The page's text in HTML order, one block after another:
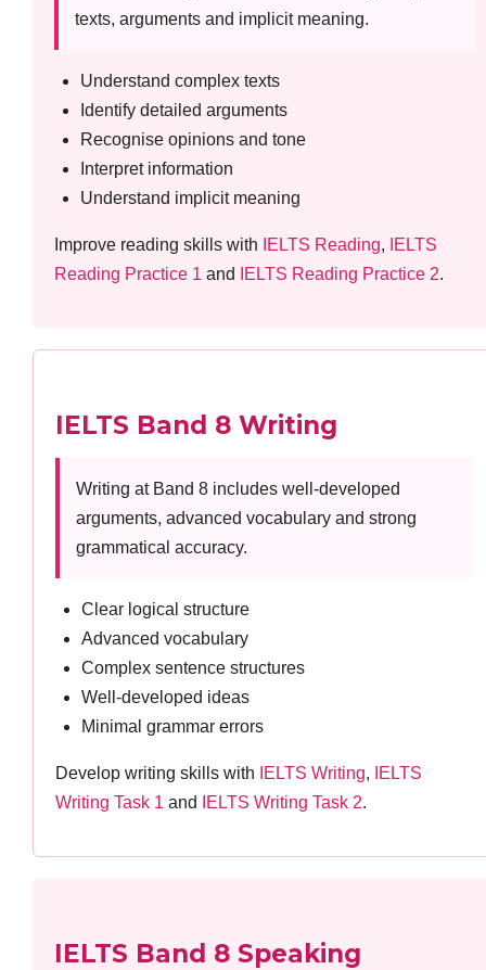
texts, arguments and implicit meaning.
Understand complex texts
Identify detailed arguments
Recognise opinions and tone
Interpret information
Understand implicit meaning
Improve reading skills with IELTS Reading,
IELTS
Reading Practice 1 and IELTS Reading Practice 2.
IELTS Band 8 Writing
Writing at Band 8 includes well-developed
arguments, advanced vocabulary and strong
grammatical accuracy.
Clear logical structure
Advanced vocabulary
Complex sentence structures
Well-developed ideas
Minimal grammar errors
Develop writing skills with IELTS Writing,
IELTS
Writing Task 1 and IELTS Writing Task 2.
IELTS Band 8 Speaking